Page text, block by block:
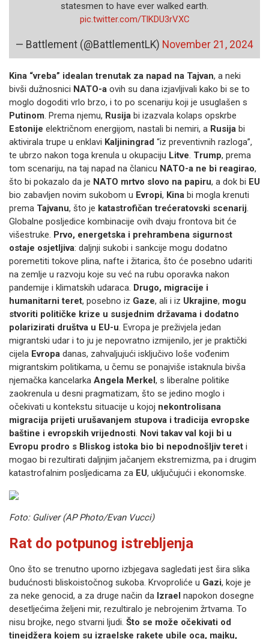
statesmen to have ever walked earth.
pic.twitter.com/TlKDU3rVXC
— Battlement (@BattlementLK) November 21, 2024
Kina “vreba” idealan trenutak za napad na Tajvan, a neki
bivši dužnosnici NATO-a ovih su dana izjavljivali kako bi se to
moglo dogoditi vrlo brzo, i to po scenariju koji je usuglašen s
Putinom. Prema njemu, Rusija bi izazvala kolaps opskrbe
Estonije električnom energijom, nastali bi nemiri, a Rusija bi
aktivirala trupe u enklavi Kaljiningrad “iz preventivnih razloga”,
te ubrzo nakon toga krenula u okupaciju Litve. Trump, prema
tom scenariju, na taj napad na članicu NATO-a ne bi reagirao,
što bi pokazalo da je NATO mrtvo slovo na papiru, a dok bi EU
bio zabavljen novim sukobom u Evropi, Kina bi mogla krenuti
prema Tajvanu, što je katastrofičan trećeratovski scenarij.
Globalne posljedice kombinacije ovih dvaju frontova bit će
višestruke. Prvo, energetska i prehrambena sigurnost
ostaje osjetljiva: daljnji sukobi i sankcije mogu dodatno
poremetiti tokove plina, nafte i žitarica, što će posebno udariti
na zemlje u razvoju koje su već na rubu oporavka nakon
pandemije i klimatskih udaraca. Drugo, migracije i
humanitarni teret, posebno iz Gaze, ali i iz Ukrajine, mogu
stvoriti političke krize u susjednim državama i dodatno
polarizirati društva u EU-u. Evropa je preživjela jedan
migrantski udar i to ju je nepovratno izmijenilo, jer je praktički
cijela Evropa danas, zahvaljujući isključivo loše vođenim
migrantskim politikama, u čemu se ponajviše istaknula bivša
njemačka kancelarka Angela Merkel, s liberalne politike
zaokrenula u desni pragmatizam, što se jedino moglo i
očekivati u kontekstu situacije u kojoj nekontrolisana
migracija prijeti urušavanjem stupova i tradicija evropske
baštine i evropskih vrijednosti. Novi takav val koji bi u
Evropu prodro s Bliskog istoka bio bi nepodnošljiv teret i
mogao bi rezultirati daljnjim jačanjem ekstremizma, pa i drugim
katastrofalnim posljedicama za EU, uključujući i ekonomske.
Foto: Guliver (AP Photo/Evan Vucci)
Rat do potpunog istrebljenja
Ono što se trenutno uporno izbjegava sagledati jest šira slika
budućnosti bliskoistočnog sukoba. Krvoproliće u Gazi, koje je
za neke genocid, a za druge način da Izrael napokon dosegne
desetljećima željeni mir, rezultiralo je nebrojenim žrtvama. To
nisu brojke, nego stvarni ljudi. Što se može očekivati od
tinejdžera kojem su izraelske rakete ubile oca, majku,